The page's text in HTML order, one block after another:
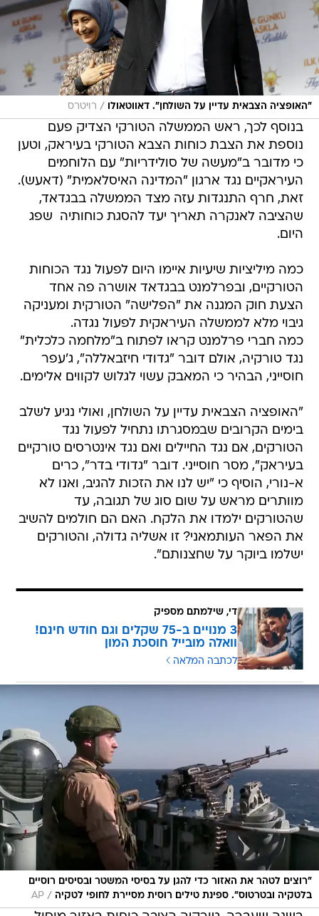
"האופציה הצבאית עדיין על השולחן". דאווטאולו / רויטרס
בנוסף לכך, ראש הממשלה הטורקי הצדיק פעם
נוספת את הצבת כוחות הצבא הטורקי בעיראק, וטען
כי מדובר ב"מעשה של סולידריות" עם הלוחמים
העיראקיים נגד ארגון "המדינה האיסלאמית" (דאעש).
זאת, חרף התנגדות עזה מצד הממשלה בבגדאד,
שהציבה לאנקרה תאריך יעד להסגת כוחותיה  שפג
היום.
כמה מיליציות שיעיות איימו היום לפעול נגד הכוחות
הטורקיים, ובפרלמנט בבגדאד אושרה פה אחד
הצעת חוק המגנה את "הפלישה" הטורקית ומעניקה
גיבוי מלא לממשלה העיראקית לפעול נגדה.
כמה חברי פרלמנט קראו לפתוח ב"מלחמה כלכלית"
נגד טורקיה, אולם דובר "גדודי חיזבאללה", ג'עפר
חוסייני, הבהיר כי המאבק עשוי לגלוש לקווים אלימים.
"האופציה הצבאית עדיין על השולחן, ואולי נגיע לשלב
בימים הקרובים שבמסגרתו נתחיל לפעול נגד
הטורקים, אם נגד החיילים ואם נגד אינטרסים טורקיים
בעיראק", מסר חוסייני. דובר "גדודי בדר", כרים
א-נורי, הוסיף כי "יש לנו את הזכות להגיב, ואנו לא
מוותרים מראש על שום סוג של תגובה, עד
שהטורקים ילמדו את הלקח. האם הם חולמים להשיב
את הפאר העותמאני? זו אשליה גדולה, והטורקים
ישלמו ביוקר על שחצנותם".
די, שילמתם מספיק
3 מנויים ב-75 שקלים וגם חודש חינם!
וואלה מובייל חוסכת המון
לכתבה המלאה
"רוצים לטהר את האזור כדי להגן על בסיסי המשטר ובסיסים רוסיים
בלטקיה ובטרטוס". ספינת טילים רוסית מסיירת לחופי לטקיה /
AP